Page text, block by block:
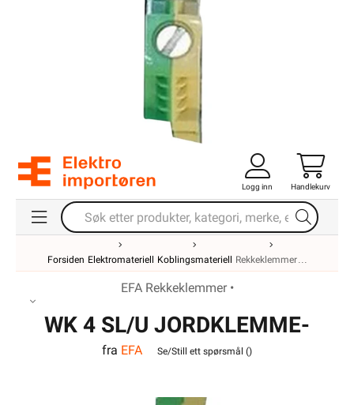
Logg inn Handlekurv
Forsiden Elektromateriell Koblingsmateriell Rekkeklemmer
EFA Rekkeklemmer •
WK 4 SL/U JORDKLEMME-
VO
fra EFA Se/Still ett spørsmål ()